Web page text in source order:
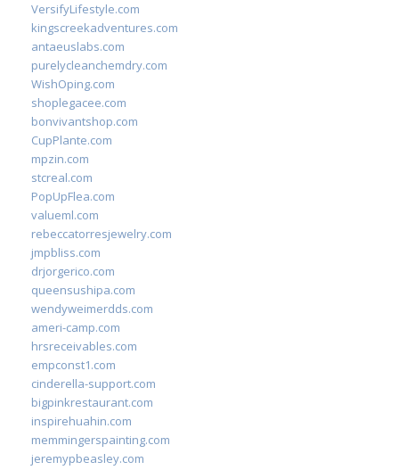
VersifyLifestyle.com
kingscreekadventures.com
antaeuslabs.com
purelycleanchemdry.com
WishOping.com
shoplegacee.com
bonvivantshop.com
CupPlante.com
mpzin.com
stcreal.com
PopUpFlea.com
valueml.com
rebeccatorresjewelry.com
jmpbliss.com
drjorgerico.com
queensushipa.com
wendyweimerdds.com
ameri-camp.com
hrsreceivables.com
empconst1.com
cinderella-support.com
bigpinkrestaurant.com
inspirehuahin.com
memmingerspainting.com
jeremypbeasley.com